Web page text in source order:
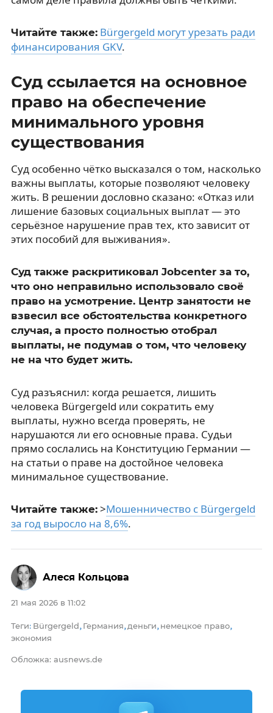
Читайте также: Bürgergeld могут урезать ради
финансирования GKV.
Суд ссылается на основное
право на обеспечение
минимального уровня
существования
Суд особенно чётко высказался о том, насколько
важны выплаты, которые позволяют человеку
жить. В решении дословно сказано: «Отказ или
лишение базовых социальных выплат — это
серьёзное нарушение прав тех, кто зависит от
этих пособий для выживания».
Суд также раскритиковал Jobcenter за то,
что оно неправильно использовало своё
право на усмотрение. Центр занятости не
взвесил все обстоятельства конкретного
случая, а просто полностью отобрал
выплаты, не подумав о том, что человеку
не на что будет жить.
Суд разъяснил: когда решается, лишить
человека Bürgergeld или сократить ему
выплаты, нужно всегда проверять, не
нарушаются ли его основные права. Судьи
прямо сослались на Конституцию Германии —
на статьи о праве на достойное человека
минимальное существование.
Читайте также:>Мошенничество с Bürgergeld
за год выросло на 8,6%.
21 мая 2026 в 11:02
Теги: Bürgergeld, Германия, деньги, немецкое право,
экономия
Обложка: ausnews.de
Алеся Кольцова